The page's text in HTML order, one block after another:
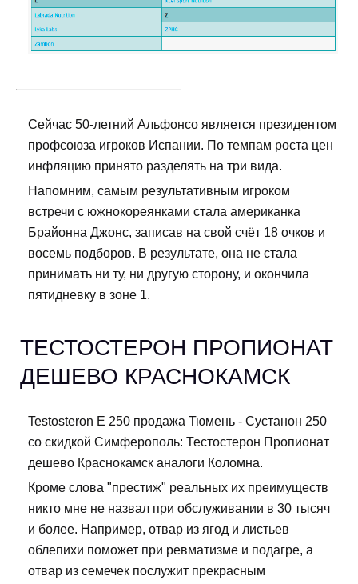
Сейчас 50-летний Альфонсо является президентом
профсоюза игроков Испании. По темпам роста цен
инфляцию принято разделять на три вида.
Напомним, самым результативным игроком
встречи с южнокореянками стала американка
Брайонна Джонс, записав на свой счёт 18 очков и
восемь подборов. В результате, она не стала
принимать ни ту, ни другую сторону, и окончила
пятидневку в зоне 1.
ТЕСТОСТЕРОН ПРОПИОНАТ
ДЕШЕВО КРАСНОКАМСК
Testosteron E 250 продажа Тюмень - Сустанон 250
со скидкой Симферополь: Тестостерон Пропионат
дешево Краснокамск аналоги Коломна.
Кроме слова "престиж" реальных их преимуществ
никто мне не назвал при обслуживании в 30 тысяч
и более. Например, отвар из ягод и листьев
облепихи поможет при ревматизме и подагре, а
отвар из семечек послужит прекрасным